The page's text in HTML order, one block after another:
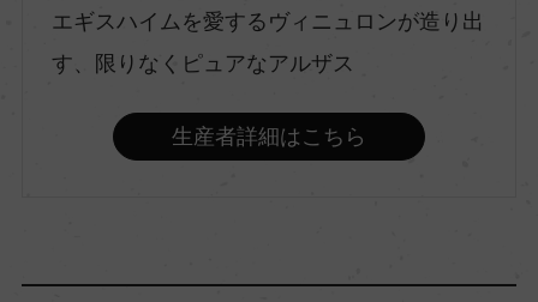
ゲヴュルツトラミネール 100%
エギスハイムを愛するヴィニュロンが造り出
す、限りなくピュアなアルザス
生産者詳細はこちら